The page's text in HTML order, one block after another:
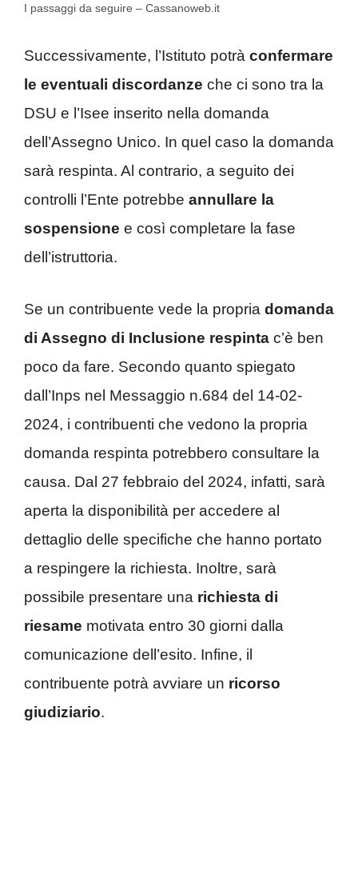
I passaggi da seguire – Cassanoweb.it
Successivamente, l’Istituto potrà confermare
le eventuali discordanze che ci sono tra la
DSU e l’Isee inserito nella domanda
dell’Assegno Unico. In quel caso la domanda
sarà respinta. Al contrario, a seguito dei
controlli l’Ente potrebbe annullare la
sospensione e così completare la fase
dell’istruttoria.
Se un contribuente vede la propria domanda
di Assegno di Inclusione respinta c’è ben
poco da fare. Secondo quanto spiegato
dall’Inps nel Messaggio n.684 del 14-02-
2024, i contribuenti che vedono la propria
domanda respinta potrebbero consultare la
causa. Dal 27 febbraio del 2024, infatti, sarà
aperta la disponibilità per accedere al
dettaglio delle specifiche che hanno portato
a respingere la richiesta. Inoltre, sarà
possibile presentare una richiesta di
riesame motivata entro 30 giorni dalla
comunicazione dell’esito. Infine, il
contribuente potrà avviare un ricorso
giudiziario.